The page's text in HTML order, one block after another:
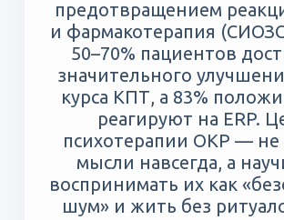
предотвращением
и фармакотерапия
50–70% пациентов
значительного
курса КПТ, а 83%
реагируют на ERP.
психотерапии ОКР — не
мысли навсегда, а
воспринимать их как
шум» и жить без